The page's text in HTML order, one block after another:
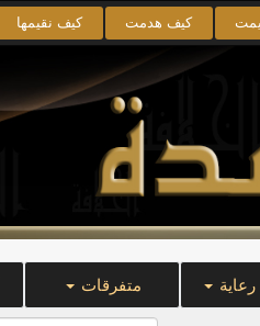
كيف هدمت كيف نقيمها
متفرقات